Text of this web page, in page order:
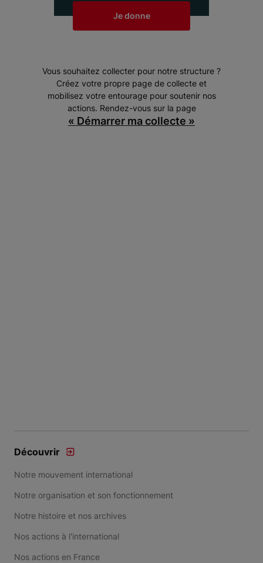
Je donne
Vous souhaitez collecter pour notre structure ?
Créez votre propre page de collecte et
mobilisez votre entourage pour soutenir nos
actions. Rendez-vous sur la page
« Démarrer ma collecte »
Découvrir
Notre mouvement international
Notre organisation et son fonctionnement
Notre histoire et nos archives
Nos actions à l'international
Nos actions en France